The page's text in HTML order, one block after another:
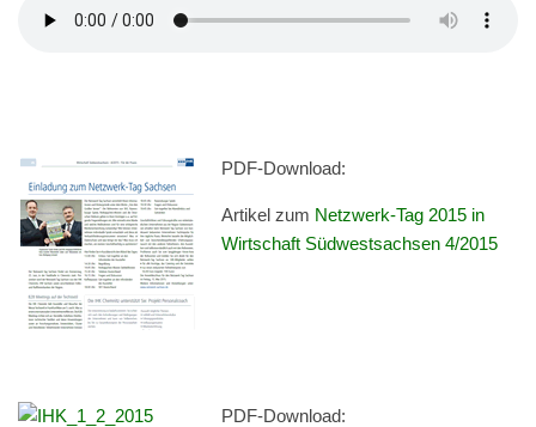
PDF-Down­load:
Artikel zum Net­zw­erk-Tag 2015 in
Wirtschaft Süd­west­sach­sen 4/2015
PDF-Down­load: